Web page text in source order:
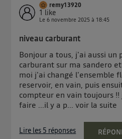
remy13920
1like
Le6 novembre 2025 à 18:45
niveau carburant
Bonjour a tous, j'ai aussi un
carburant sur ma sandero
moi j'ai changé l'ensemble
reservoir, en vain, puis
compteur en vain toujours !!
faire ...il y a p...voir la suite
Lire les 5 réponses